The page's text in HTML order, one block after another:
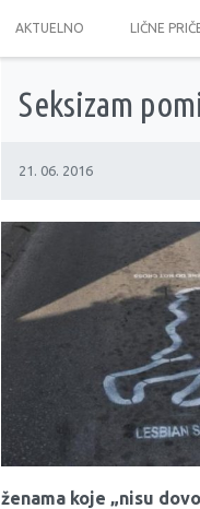
AKTUELNO LIČNE
Seksizam
21. 06. 2016
ženama koje „nisu